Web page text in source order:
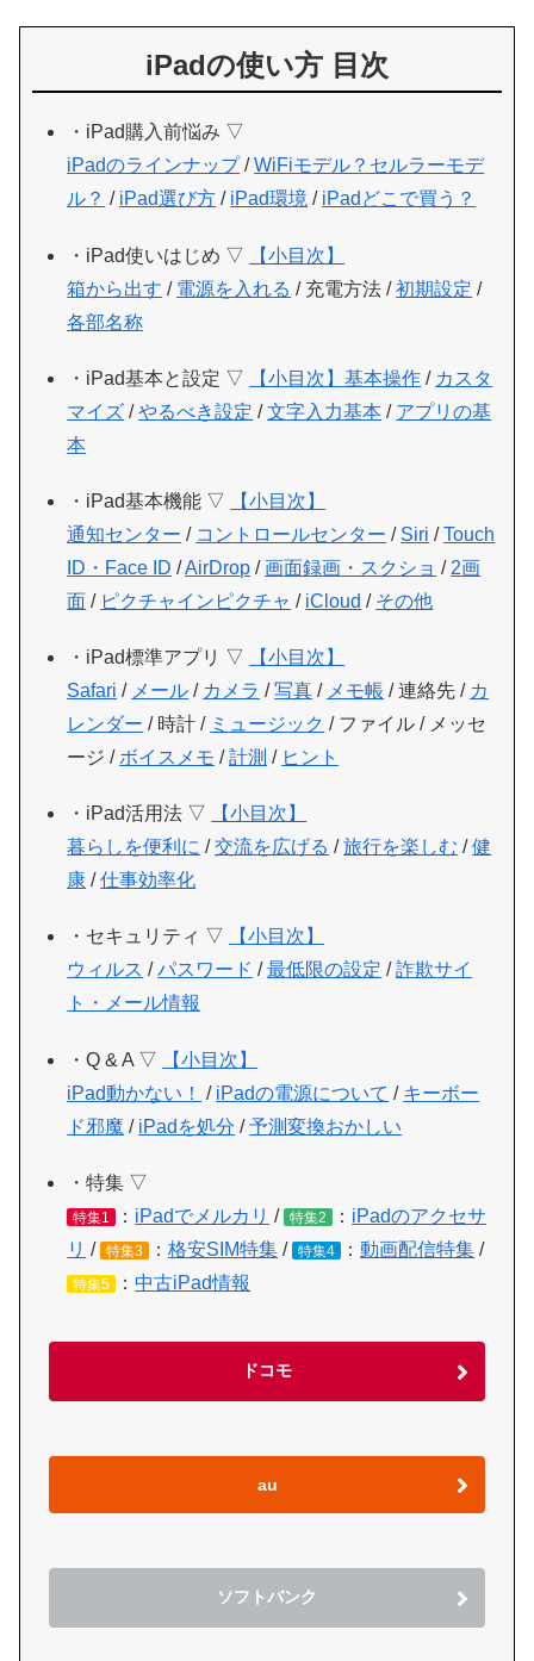
iPadの使い方 目次
・iPad購入前悩み ▽
iPadのラインナップ/WiFiモデル？セルラーモデ
ル？ / iPad選び方 / iPad環境 / iPadどこで買う？
・iPad使いはじめ ▽
【小目次】
箱から出す / 電源を入れる / 充電方法 /初期設定 /
各部名称
・iPad基本と設定 ▽ 【小目次】基本操作 / カスタ
マイズ /やるべき設定 /文字入力基本 / アプリの基
本
・iPad基本機能 ▽
【小目次】
通知センター / コントロールセンター / Siri /Touch
ID・Face ID /AirDrop /画面録画・スクショ / 2画
面 / ピクチャインピクチャ / iCloud / その他
・iPad標準アプリ ▽
【小目次】
Safari / メール / カメラ /写真 / メモ帳 / 連絡先 / カ
レンダー / 時計 / ミュージック / ファイル / メッセ
ージ / ボイスメモ /計測 / ヒント
・iPad活用法 ▽
【小目次】
暮らしを便利に /交流を広げる /旅行を楽しむ /健
康 /仕事効率化
・セキュリティ ▽
【小目次】
ウィルス /パスワード /最低限の設定 /詐欺サイ
ト・メール情報
・Q & A ▽
【小目次】
iPad動かない！
/ iPadの電源について / キーボー
ド邪魔 / iPadを処分 /予測変換おかしい
・特集 ▽
特集1 ： iPadでメルカリ / 特集2 ： iPadのアクセサ
リ / 特集3 ：格安SIM特集 / 特集4 ：動画配信特集 /
特集5 ：中古iPad情報
ドコモ
au
ソフトバンク